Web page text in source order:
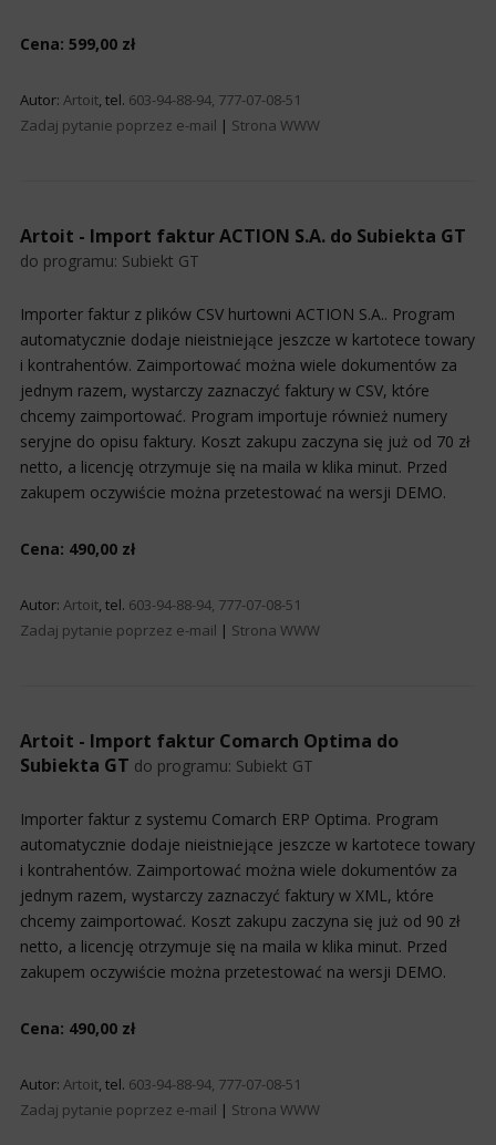
Cena: 599,00 zł
Autor: Artoit, tel. 603-94-88-94, 777-07-08-51
Zadaj pytanie poprzez e-mail | Strona WWW
Artoit - Import faktur ACTION S.A. do Subiekta GT
do programu: Subiekt GT
Importer faktur z plików CSV hurtowni ACTION S.A.. Program
automatycznie dodaje nieistniejące jeszcze w kartotece towary
i kontrahentów. Zaimportować można wiele dokumentów za
jednym razem, wystarczy zaznaczyć faktury w CSV, które
chcemy zaimportować. Program importuje również numery
seryjne do opisu faktury. Koszt zakupu zaczyna się już od 70 zł
netto, a licencję otrzymuje się na maila w klika minut. Przed
zakupem oczywiście można przetestować na wersji DEMO.
Cena: 490,00 zł
Autor: Artoit, tel. 603-94-88-94, 777-07-08-51
Zadaj pytanie poprzez e-mail | Strona WWW
Artoit - Import faktur Comarch Optima do
Subiekta GT do programu: Subiekt GT
Importer faktur z systemu Comarch ERP Optima. Program
automatycznie dodaje nieistniejące jeszcze w kartotece towary
i kontrahentów. Zaimportować można wiele dokumentów za
jednym razem, wystarczy zaznaczyć faktury w XML, które
chcemy zaimportować. Koszt zakupu zaczyna się już od 90 zł
netto, a licencję otrzymuje się na maila w klika minut. Przed
zakupem oczywiście można przetestować na wersji DEMO.
Cena: 490,00 zł
Autor: Artoit, tel. 603-94-88-94, 777-07-08-51
Zadaj pytanie poprzez e-mail | Strona WWW